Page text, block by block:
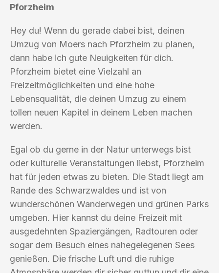
Pforzheim
Hey du! Wenn du gerade dabei bist, deinen
Umzug von Moers nach Pforzheim zu planen,
dann habe ich gute Neuigkeiten für dich.
Pforzheim bietet eine Vielzahl an
Freizeitmöglichkeiten und eine hohe
Lebensqualität, die deinen Umzug zu einem
tollen neuen Kapitel in deinem Leben machen
werden.
Egal ob du gerne in der Natur unterwegs bist
oder kulturelle Veranstaltungen liebst, Pforzheim
hat für jeden etwas zu bieten. Die Stadt liegt am
Rande des Schwarzwaldes und ist von
wunderschönen Wanderwegen und grünen Parks
umgeben. Hier kannst du deine Freizeit mit
ausgedehnten Spaziergängen, Radtouren oder
sogar dem Besuch eines nahegelegenen Sees
genießen. Die frische Luft und die ruhige